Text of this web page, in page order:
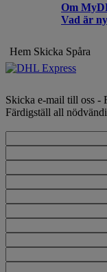
Om
Vad är
Hem Skicka Spåra
Skicka e-mail till oss -
Färdigställ all